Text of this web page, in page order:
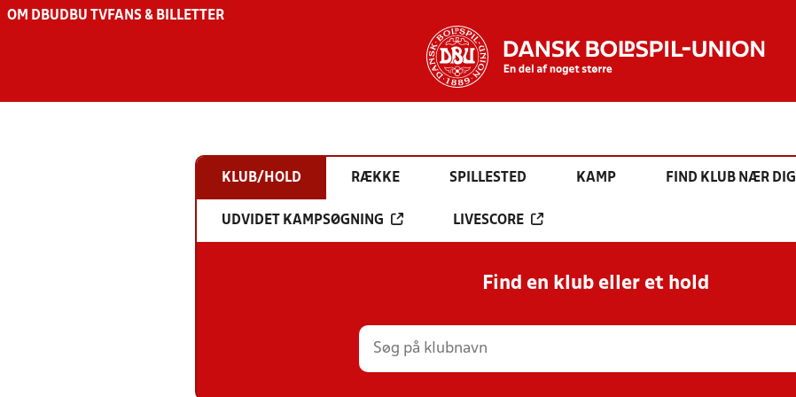
OM DBU DBU TV FANS & BILLETTER
KLUB/HOLD RÆKKE SPILLESTED KAMP FIND KLUB NÆR DIG
UDVIDET KAMPSØGNING LIVESCORE
Find en klub eller et hold